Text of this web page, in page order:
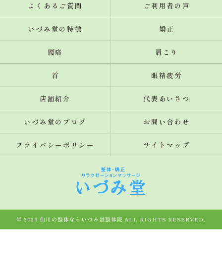
よくあるご質問 ご利用者の声
いづみ堂の特徴 矯正
腰痛 肩こり
首 眼精疲労
店舗紹介 代表あいさつ
いづみ堂のブログ お問い合わせ
プライバシーポリシー サイトマップ
© 2026 仙川の整体ならいづみ堂整体院 ALL RIGHTS RESERVED.